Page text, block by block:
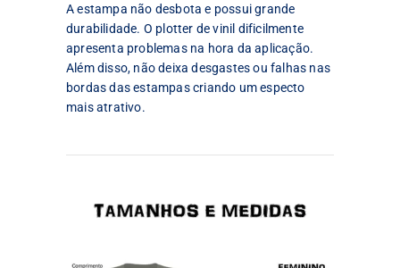
A estampa não desbota e possui grande
durabilidade. O plotter de vinil dificilmente
apresenta problemas na hora da aplicação.
Além disso, não deixa desgastes ou falhas nas
bordas das estampas criando um especto
mais atrativo.